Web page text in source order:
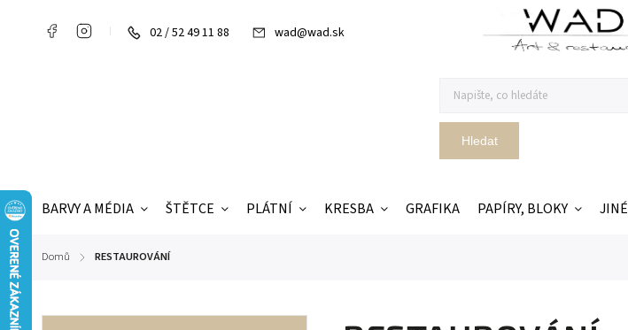
02 / 52 49 11 88 wad@wad.sk
Hledat
BARVY A MÉDIA ŠTĚTCE PLÁTNÍ KRESBA GRAFIKA PAPÍRY, BLOKY JINÉ
Domů / RESTAUROVÁNÍ